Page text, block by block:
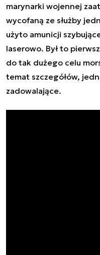
marynarki wojennej
wycofaną ze służby
użyto amunicji
laserowo. Był to
do tak dużego celu
temat szczegółów,
zadowalające.